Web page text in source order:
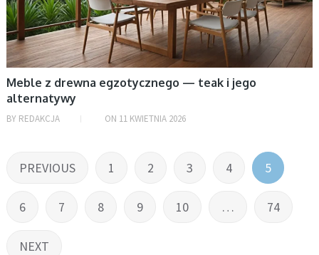
Meble z drewna egzotycznego — teak i jego
alternatywy
BY REDAKCJA ON 11 KWIETNIA 2026
Stronicowanie
wpisów
PREVIOUS 1 2 3 4 5
6 7 8 9 10 … 74
NEXT